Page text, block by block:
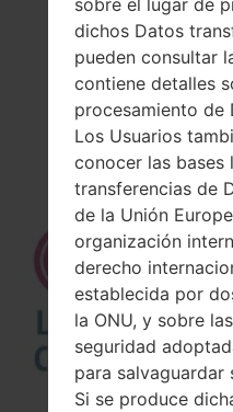
El
sobre el lugar de
dichos Datos
pueden consultar
contiene detalles
procesamiento de
Los Usuarios
conocer las bases
transferencias de
de la Unión
organización
derecho
establecida por
la ONU, y sobre
seguridad
para salvaguardar
Si se produce